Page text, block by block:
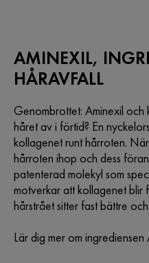
AMINEXIL,
HÅRAVFALL
Genombrottet: Aminexil
håret av i förtid? En
kollagenet runt hårroten.
hårroten ihop och dess
patenterad molekyl som
motverkar att kollagenet blir
hårstrået sitter fast bättre
Lär dig mer om ingrediensen